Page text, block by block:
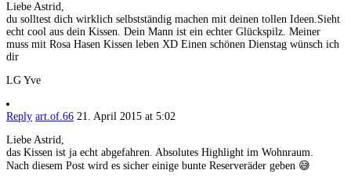
Liebe Astrid,
du solltest dich wirklich selbstständig machen mit deinen tollen Ideen.Sieht
echt cool aus dein Kissen. Dein Mann ist ein echter Glückspilz. Meiner
muss mit Rosa Hasen Kissen leben XD Einen schönen Dienstag wünsch ich
dir
LG Yve
Reply art.of.66 21. April 2015 at 5:02
Liebe Astrid,
das Kissen ist ja echt abgefahren. Absolutes Highlight im Wohnraum.
Nach diesem Post wird es sicher einige bunte Reserveräder geben 😅